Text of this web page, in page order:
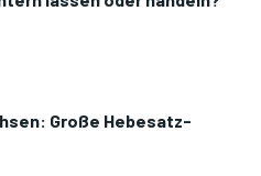
Große Hebesatz-